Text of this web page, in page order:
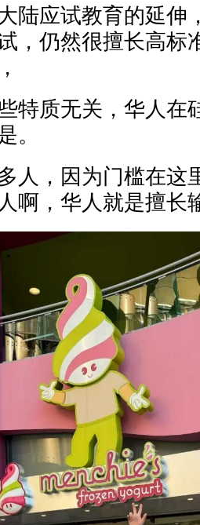
陆应试教育的延伸
，仍然很擅长高标
特质无关，华人在
。
人，因为门槛在这
啊，华人就是擅长